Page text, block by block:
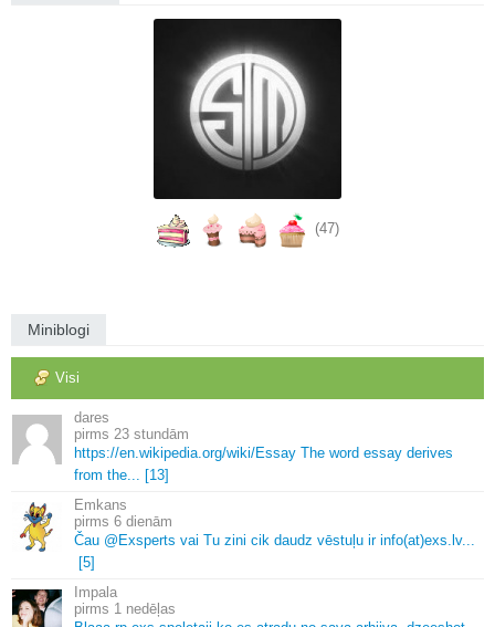
(47)
Miniblogi
Visi
dares
23 stundām
https://en.wikipedia.org/wiki/Essay The word essay derives
from the... [13]
Emkans
6 dienām
Čau @Exsperts vai Tu zini cik daudz vēstuļu ir info(at)exs. lv...
[5]
Impala
1 nedēļas